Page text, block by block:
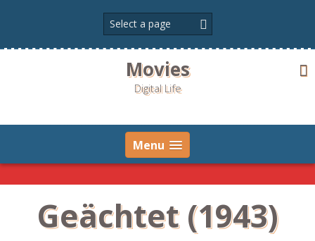
Movies
Digital Life
Menu
Geächtet (1943)